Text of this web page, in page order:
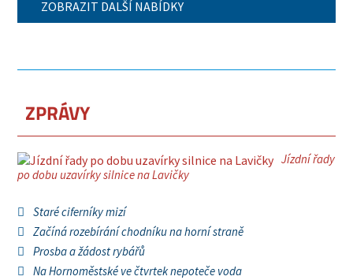
ZOBRAZIT DALŠÍ NABÍDKY
ZPRÁVY
Jízdní řady
po dobu uzavírky silnice na Lavičky
Staré ciferníky mizí
Začíná rozebírání chodníku na horní straně
Prosba a žádost rybářů
Na Hornoměstské ve čtvrtek nepoteče voda